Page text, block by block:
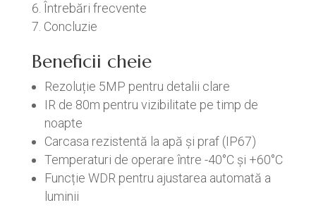
Întrebări frecvente
Concluzie
Beneficii cheie
Rezoluție 5MP pentru detalii clare
IR de 80m pentru vizibilitate pe timp de
noapte
Carcasa rezistentă la apă și praf (IP67)
Temperaturi de operare între -40°C și +60°C
Funcție WDR pentru ajustarea automată a
luminii